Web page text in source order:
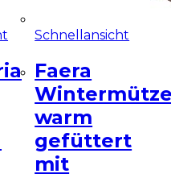
Schnellansicht
Faera
warm
gefüttert
mit